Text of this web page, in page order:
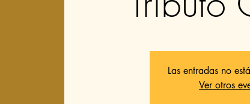
Las entradas no
Ver otros